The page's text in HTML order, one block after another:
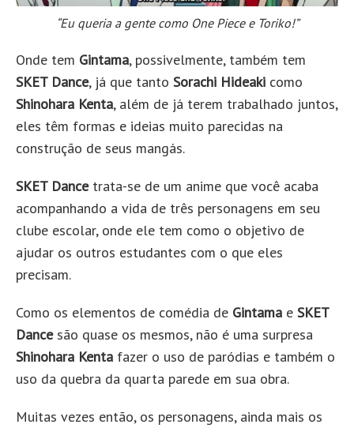
“Eu queria a gente como One Piece e Toriko!”
Onde tem Gintama, possivelmente, também tem
SKET Dance, já que tanto Sorachi Hideaki como
Shinohara Kenta, além de já terem trabalhado juntos,
eles têm formas e ideias muito parecidas na
construção de seus mangás.
SKET Dancetrata-se de um anime que você acaba
acompanhando a vida de três personagens em seu
clube escolar, onde ele tem como o objetivo de
ajudar os outros estudantes com o que eles
precisam.
Como os elementos de comédia de Gintama e SKET
Dancesão quase os mesmos, não é uma surpresa
Shinohara Kenta fazer o uso de paródias e também o
uso da quebra da quarta parede em sua obra.
Muitas vezes então, os personagens, ainda mais os